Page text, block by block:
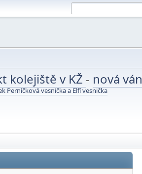
kolejiště v KŽ - nová
Perníčková vesnička a Elfí vesnička